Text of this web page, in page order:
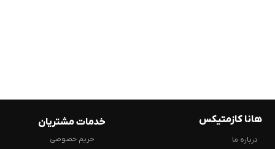
هانا کازمتیکس
درباره ما
خدمات مشتریان
حریم خصوصی